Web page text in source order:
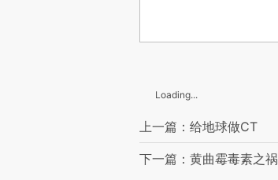
Loading...
上一篇：给地球做CT
下一篇：黄曲霉毒素之祸